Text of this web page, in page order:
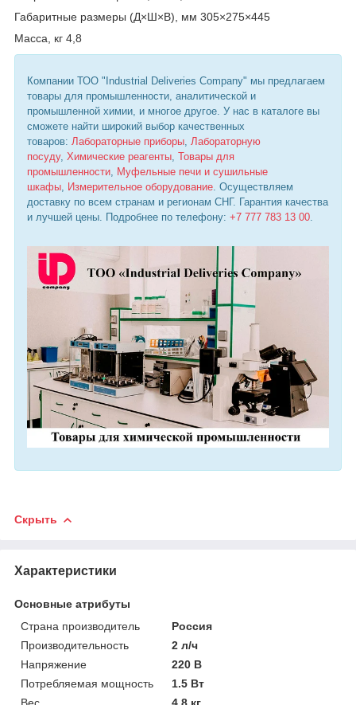
Габаритные размеры (Д×Ш×В), мм 305×275×445
Масса, кг 4,8
Компании ТОО "Industrial Deliveries Company" мы предлагаем
товары для промышленности, аналитической и
промышленной химии, и многое другое. У нас в каталоге вы
сможете найти широкий выбор качественных
товаров: Лабораторные приборы Лабораторную
посуду, Химические реагенты Товары для
промышленности
Муфельные печи и сушильные
шкафы
Измерительное оборудование . Осуществляем
доставку по всем странам и регионам СНГ. Гарантия качества
и лучшей цены. Подробнее по телефону: +7 777 783 13 00
Скрыть
Характеристики
Основные атрибуты
Страна производитель
Россия
Производительность
2 л/ч
Напряжение
220 В
Потребляемая мощность
1.5 Вт
Вес
4.8 кг